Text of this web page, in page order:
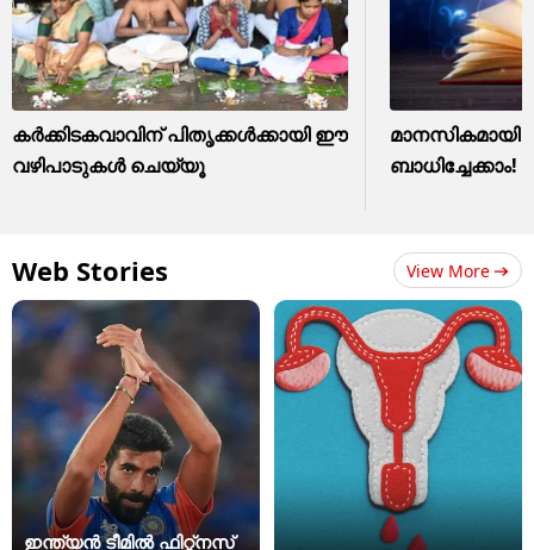
കർക്കിടകവാവിന് പിതൃക്കൾക്കായി ഈ
വഴിപാടുകൾ ചെയ്യൂ
മാനസികമായി
Web Stories View More
ഇന്ത്യന്‍ ടീമില്‍ ഫിറ്റ്‌നസ്